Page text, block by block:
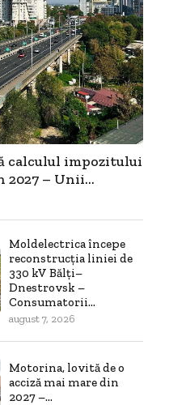
calculul impozitului
2027 – Unii...
Moldelectrica începe
reconstrucția liniei de
330 kV Bălți–
Dnestrovsk –
Consumatorii...
august 7, 2026
Motorina, lovită de o
acciză mai mare din
2027 –...